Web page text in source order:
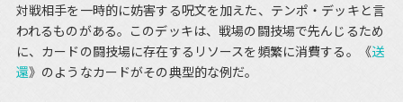
対戦相手を一時的に妨害する呪文を加えた、テンポ・デッキと言
われるものがある。このデッキは、戦場の闘技場で先んじるため
に、カードの闘技場に存在するリソースを頻繁に消費する。《送
還》のようなカードがその典型的な例だ。